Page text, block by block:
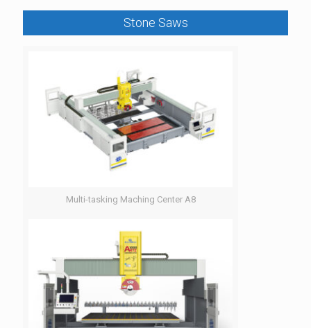
Stone Saws
Multi-tasking Maching Center A8